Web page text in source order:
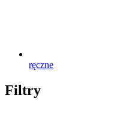
ręczne
Filtry